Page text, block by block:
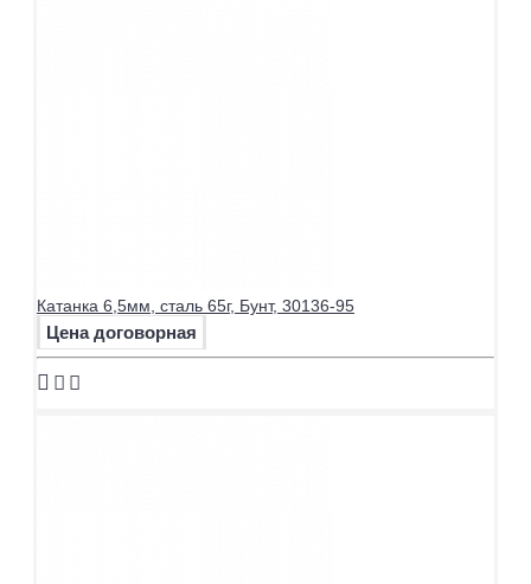
Катанка 6,5мм, сталь 65г, Бунт, 30136-95
Цена договорная